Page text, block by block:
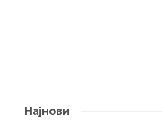
Најнови